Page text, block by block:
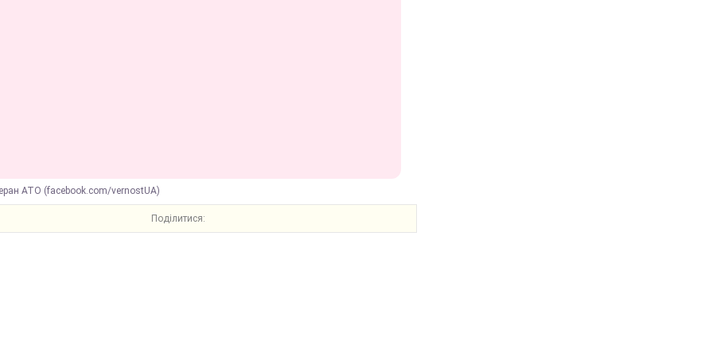
АТО (facebook.com/vernostUA)
Поділитися: